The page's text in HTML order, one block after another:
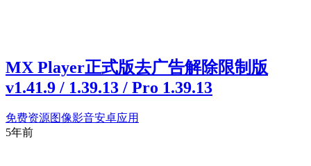
MX Player正式版去广告解除限制版
v1.41.9 / 1.39.13 / Pro 1.39.13
免费资源图像影音安卓应用
5年前